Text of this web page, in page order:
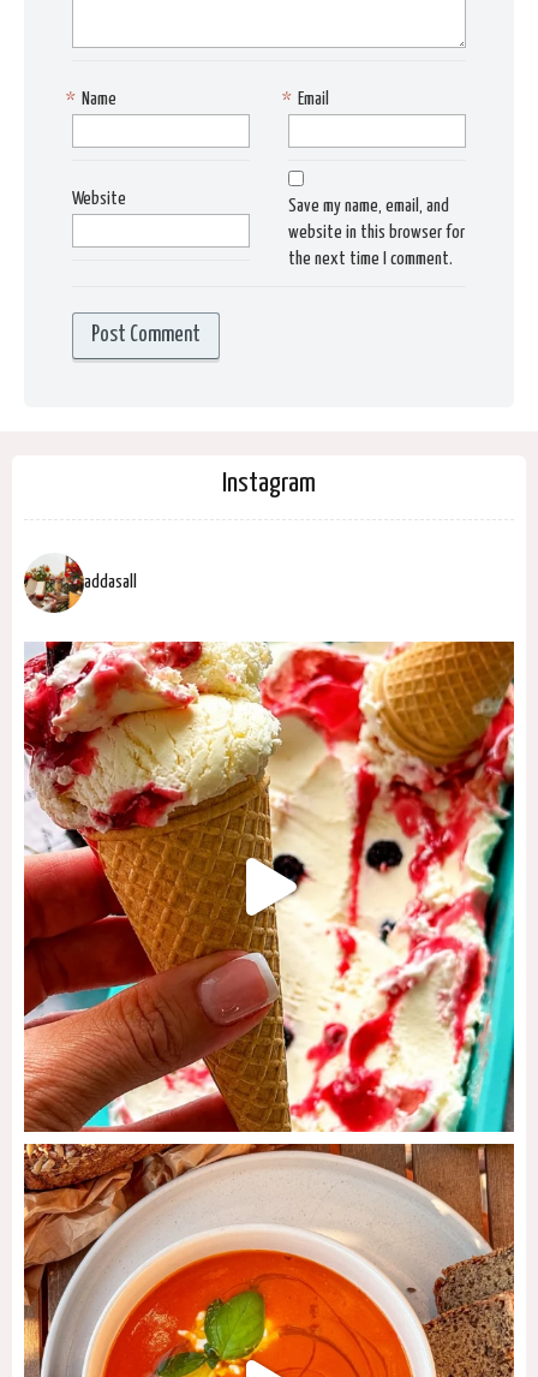
Name
* Email
*
Website
Save my name, email, and
website in this browser for
the next time I comment.
Instagram
addasall